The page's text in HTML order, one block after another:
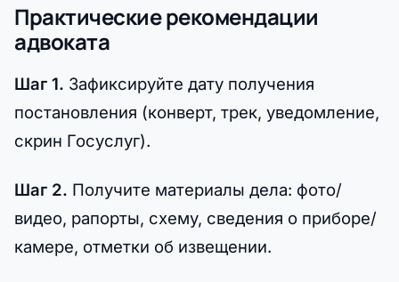
Практические рекомендации
адвоката
Шаг 1. Зафиксируйте дату получения
постановления (конверт, трек, уведомление,
скрин Госуслуг).
Шаг 2. Получите материалы дела: фото/
видео, рапорты, схему, сведения о приборе/
камере, отметки об извещении.